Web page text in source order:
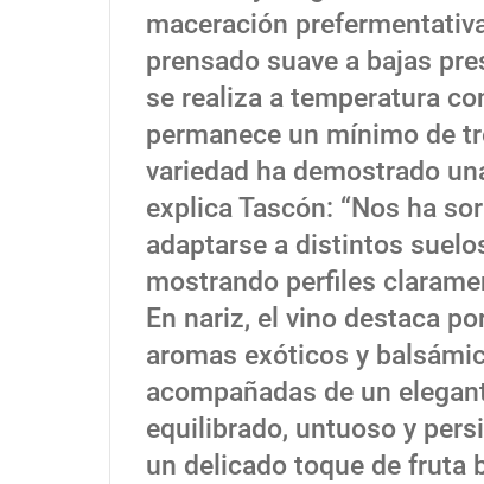
maceración
prensado suave a bajas
se realiza a temperatura
permanece un mínimo de
variedad ha demostrado
explica Tascón: “Nos ha
adaptarse a distintos
mostrando perfiles
En nariz, el vino destaca
aromas exóticos y
acompañadas de un
equilibrado, untuoso y
un delicado toque de fruta